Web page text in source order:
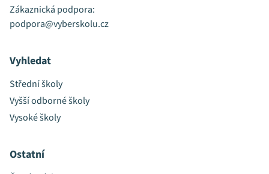
Zákaznická podpora:
podpora@vyberskolu.cz
Vyhledat
Střední školy
Vyšší odborné školy
Vysoké školy
Ostatní